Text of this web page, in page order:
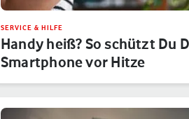
SERVICE & HILFE
Handy heiß? So schützt Du
Smartphone vor Hitze